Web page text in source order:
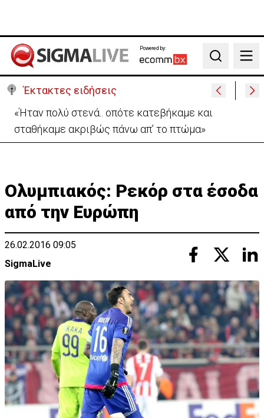
Powered by:
Search
Έκτακτες ειδήσεις
Αεροδρόμιο Λάρνακας:Όλες οι πληροφορίες για το
άνοιγμα του δρόμου προς αφίξεις
Ολυμπιακός: Ρεκόρ στα έσοδα
από την Ευρώπη
26.02.2016 09:05
SigmaLive